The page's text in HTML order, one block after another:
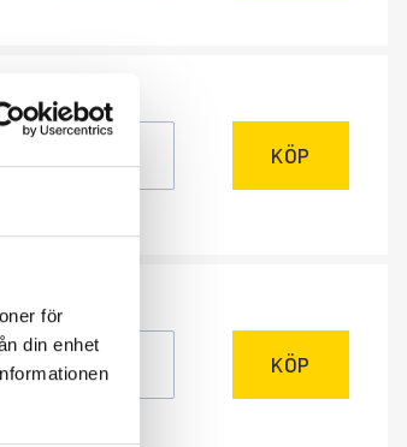
för
din enhet
ÅTGÅR
KÖP
ÅTGÅR
KÖP